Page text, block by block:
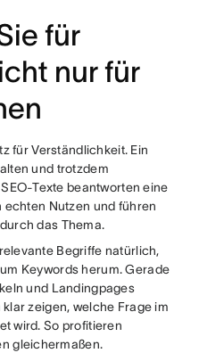
für
nur für
für Verständlichkeit. Ein
und trotzdem
Texte beantworten eine
Nutzen und führen
das Thema.
Begriffe natürlich,
Keywords herum. Gerade
und Landingpages
zeigen, welche Frage im
wird. So profitieren
gleichermaßen.